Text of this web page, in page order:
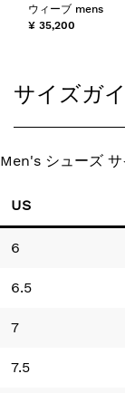
ウィーブ mens
¥ 35,200
サイズガ
Men's シューズ サ
US
6
6.5
7
7.5